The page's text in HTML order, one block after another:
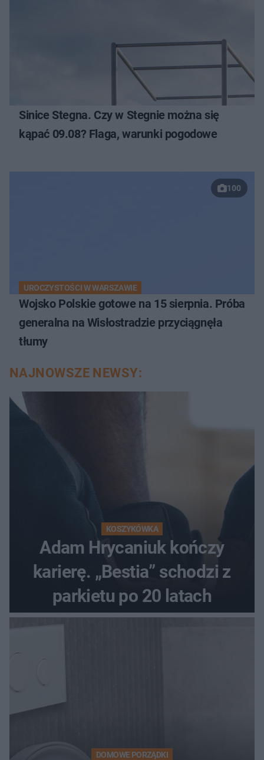
Sinice Stegna. Czy w Stegnie można się
kąpać 09.08? Flaga, warunki pogodowe
100
UROCZYSTOŚCI W WARSZAWIE
Wojsko Polskie gotowe na 15 sierpnia. Próba
generalna na Wisłostradzie przyciągnęła
tłumy
NAJNOWSZE NEWSY:
KOSZYKÓWKA
Adam Hrycaniuk kończy
karierę. „Bestia” schodzi z
parkietu po 20 latach
DOMOWE PORZĄDKI